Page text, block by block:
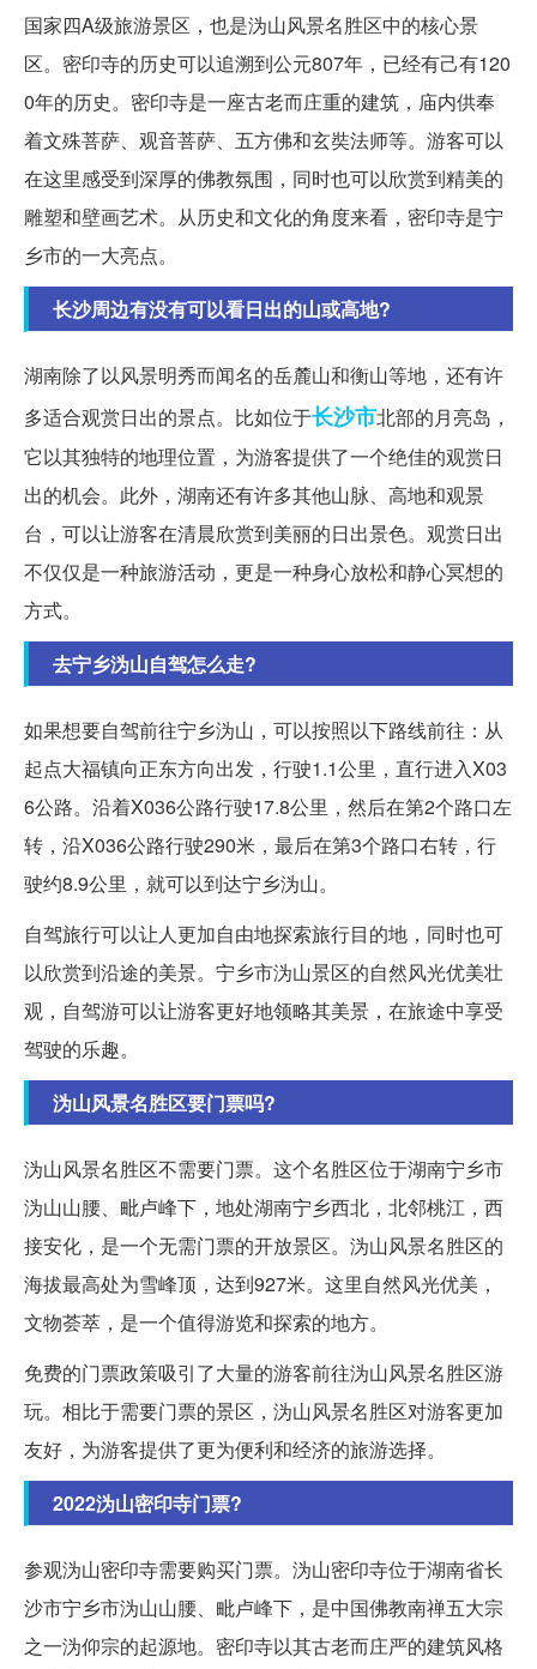
国家四A级旅游景区，也是沩山风景名胜区中的核心景
区。密印寺的历史可以追溯到公元807年，已经有己有120
0年的历史。密印寺是一座古老而庄重的建筑，庙内供奉
着文殊菩萨、观音菩萨、五方佛和玄奘法师等。游客可以
在这里感受到深厚的佛教氛围，同时也可以欣赏到精美的
雕塑和壁画艺术。从历史和文化的角度来看，密印寺是宁
乡市的一大亮点。
长沙周边有没有可以看日出的山或高地?
湖南除了以风景明秀而闻名的岳麓山和衡山等地，还有许
多适合观赏日出的景点。比如位于长沙市北部的月亮岛，
它以其独特的地理位置，为游客提供了一个绝佳的观赏日
出的机会。此外，湖南还有许多其他山脉、高地和观景
台，可以让游客在清晨欣赏到美丽的日出景色。观赏日出
不仅仅是一种旅游活动，更是一种身心放松和静心冥想的
方式。
去宁乡沩山自驾怎么走?
如果想要自驾前往宁乡沩山，可以按照以下路线前往：从
起点大福镇向正东方向出发，行驶1.1公里，直行进入X03
6公路。沿着X036公路行驶17.8公里，然后在第2个路口左
转，沿X036公路行驶290米，最后在第3个路口右转，行
驶约8.9公里，就可以到达宁乡沩山。
自驾旅行可以让人更加自由地探索旅行目的地，同时也可
以欣赏到沿途的美景。宁乡市沩山景区的自然风光优美壮
观，自驾游可以让游客更好地领略其美景，在旅途中享受
驾驶的乐趣。
沩山风景名胜区要门票吗?
沩山风景名胜区不需要门票。这个名胜区位于湖南宁乡市
沩山山腰、毗卢峰下，地处湖南宁乡西北，北邻桃江，西
接安化，是一个无需门票的开放景区。沩山风景名胜区的
海拔最高处为雪峰顶，达到927米。这里自然风光优美，
文物荟萃，是一个值得游览和探索的地方。
免费的门票政策吸引了大量的游客前往沩山风景名胜区游
玩。相比于需要门票的景区，沩山风景名胜区对游客更加
友好，为游客提供了更为便利和经济的旅游选择。
2022沩山密印寺门票?
参观沩山密印寺需要购买门票。沩山密印寺位于湖南省长
沙市宁乡市沩山山腰、毗卢峰下，是中国佛教南禅五大宗
之一沩仰宗的起源地。密印寺以其古老而庄严的建筑风格